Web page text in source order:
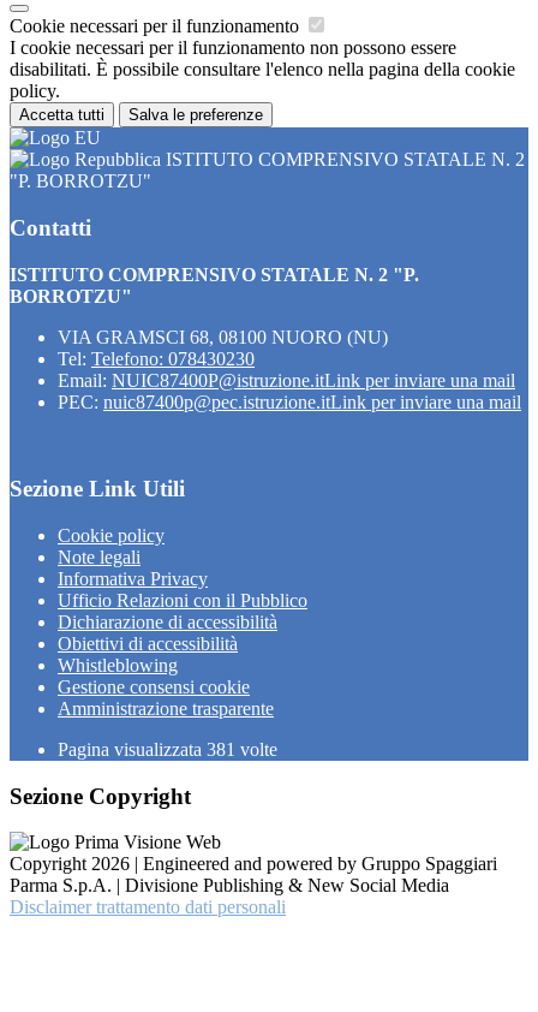
Cookie necessari per il funzionamento
I cookie necessari per il funzionamento non possono essere
disabilitati. È possibile consultare l'elenco nella pagina della cookie
policy.
Accetta tutti Salva le preferenze
ISTITUTO COMPRENSIVO STATALE N. 2
"P. BORROTZU"
Contatti
ISTITUTO COMPRENSIVO STATALE N. 2 "P.
BORROTZU"
VIA GRAMSCI 68, 08100 NUORO (NU)
Tel: Telefono: 078430230
Email: NUIC87400P@istruzione.itLink per inviare una mail
PEC: nuic87400p@pec.istruzione.itLink per inviare una mail
Sezione Link Utili
Cookie policy
Note legali
Informativa Privacy
Ufficio Relazioni con il Pubblico
Dichiarazione di accessibilità
Obiettivi di accessibilità
Whistleblowing
Gestione consensi cookie
Amministrazione trasparente
Pagina visualizzata 381 volte
Sezione Copyright
Copyright 2026 | Engineered and powered by Gruppo Spaggiari
Parma S.p.A. | Divisione Publishing & New Social Media
Disclaimer trattamento dati personali